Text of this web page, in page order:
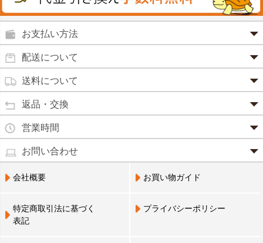
殺菌消毒液
鼻炎薬
強心剤
目薬
水虫薬
痔の薬
口中薬
尿トラブル
グルコサミン
田七人参
イチョウ葉
カルシウム
クロレラ
コラーゲン
ビフィズス
ビタミンC
お支払い方法
クレジットカード(1 回払いのみ)
SSL 認証で暗号化処理していますので、 安心して
ご利用いただけます。
代金引換
宅配員に現金でお支払いください。手数料100円。
3,240円(税込)以上で手数料無料です。※ご注文者
のご住所とお届け先のご住所が 異なる場合はご利
営業員支払い
配送について
商品は日本郵便にて発送致します。
通常2～4営業日以内に発送致します。 メーカー取り寄せ商
品、土日祝日、年末年始、弊社の休業日をはさむ場合は、4
～5営業日以上かかる場合もございます。
(営業日カレンダー参照)
※現在、救急箱・乳製品宅配をご利用のお客様は、担当営業
員によるお届けとさせていただきます。
送料について
通常商品
北海道・沖縄800円
送料無料
営業員お届け 送料無料
返品・交換
・お届け商品の交換・返品をご希望の場合は、
週間以内にメールまたはお電話にてご連絡ください。
・お客様のご都合による交換・返品の場合、送料はお客様負
担となります。また返金の際にかかる振込手数料はお客様の
ご負担となります。
・商品の返品による返金につきましては、商品代金のみの返
金とさせていただきます。商品発送時の送料は返金となりま
営業時間
・営業時間は、9：00～17：00
となっております。（※土日祝祭日を除く）
・お電話でのご連絡は営業時間内にお願い致します。
お問い合わせ
電話でのお問い合わせ(平日9:00～17:00)
0798-33-9985
会社概要 お買い物ガイド
特定商取引法に基づく
表記
プライバシーポリシー